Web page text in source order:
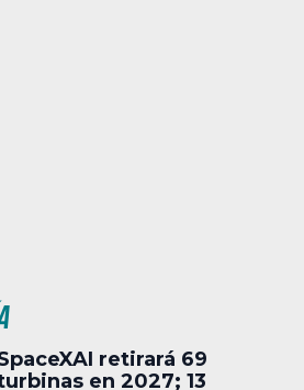
retirará 69
en 2027; 13